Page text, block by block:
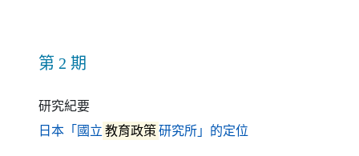
第 2 期
研究紀要
日本「國立 教育政策 研究所」的定位